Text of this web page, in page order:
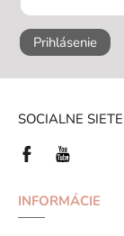
Prihlásenie
SOCIALNE SIETE
INFORMÁCIE